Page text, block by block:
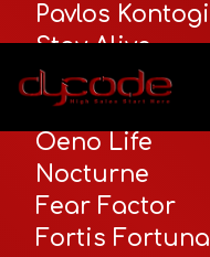
Pavlos
Stay Alive
Seance
Santorini
Oeno Life
Nocturne
Fear Factor
Fortis